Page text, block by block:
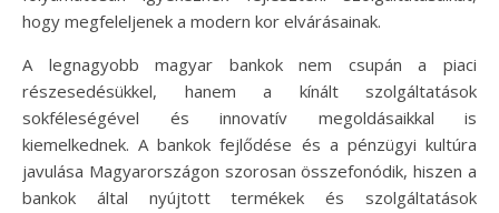
hogy megfeleljenek a modern kor elvárásainak.
A legnagyobb magyar bankok nem csupán a piaci
részesedésükkel, hanem a kínált szolgáltatások
sokféleségével és innovatív megoldásaikkal is
kiemelkednek. A bankok fejlődése és a pénzügyi kultúra
javulása Magyarországon szorosan összefonódik, hiszen a
bankok által nyújtott termékek és szolgáltatások